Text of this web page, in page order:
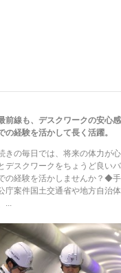
前線も、デスクワークの安心感
の経験を活かして長く活躍。
続きの毎日では、将来の体力が
デスクワークをちょうど良い
の経験を活かしませんか？◆
庁案件国土交通省や地方自治
...